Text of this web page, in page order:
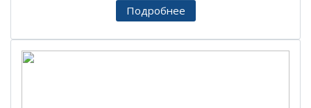
Подробнее